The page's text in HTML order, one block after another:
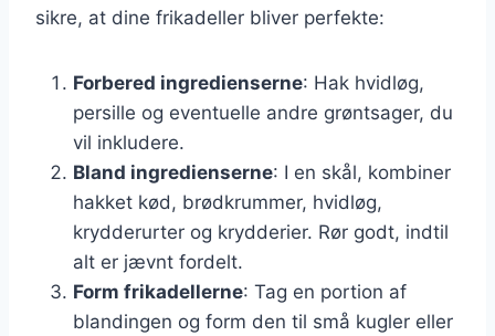
sikre, at dine frikadeller bliver perfekte:
Forbered ingredienserne: Hak hvidløg,
persille og eventuelle andre grøntsager, du
vil inkludere.
Bland ingredienserne: I en skål, kombiner
hakket kød, brødkrummer, hvidløg,
krydderurter og krydderier. Rør godt, indtil
alt er jævnt fordelt.
Form frikadellerne: Tag en portion af
blandingen og form den til små kugler eller